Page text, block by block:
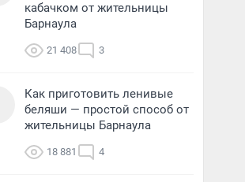
кабачком от жительницы
Барнаула
21 408 3
Как приготовить ленивые
беляши — простой способ от
жительницы Барнаула
18 881 4